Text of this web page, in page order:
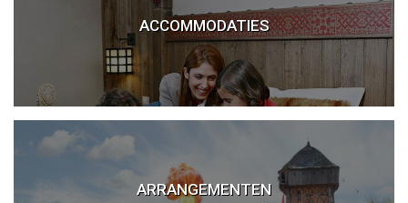
ACCOMMODATIES
Puy du Fou Hotels
Hotels bij Puy du Fou
ARRANGEMENTEN
Puy du Fou arrangement